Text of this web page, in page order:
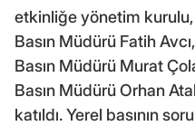
etkinliğe yönetim
Basın Müdürü Fatih
Basın Müdürü Murat
Basın Müdürü Orhan
katıldı. Yerel basının